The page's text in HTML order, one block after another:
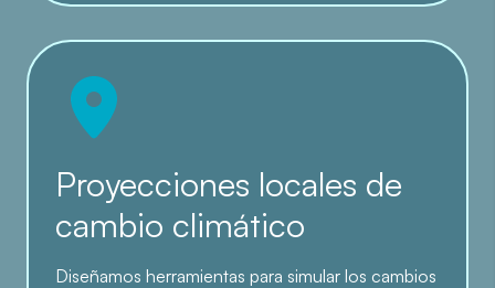
Proyecciones locales de
cambio climático
Diseñamos herramientas para simular los cambios